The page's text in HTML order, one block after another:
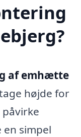
af emhætte
højde for
simpel